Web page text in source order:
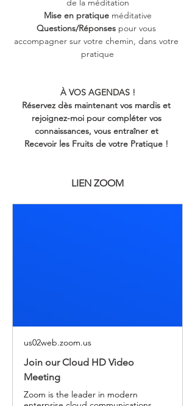
de la méditation
Mise en pratique méditative
Questions/Réponses pour vous
accompagner sur votre chemin, dans votre
pratique
À VOS AGENDAS !
Réservez dès maintenant vos mardis et
rejoignez-moi pour compléter vos
connaissances, vous entraîner et
Recevoir les Fruits de votre Pratique !
LIEN ZOOM
us02web.zoom.us
Join our Cloud HD Video
Meeting
Zoom is the leader in modern